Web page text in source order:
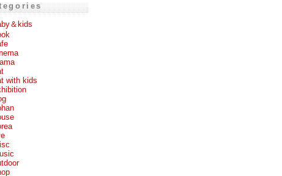
＆kids
with kids